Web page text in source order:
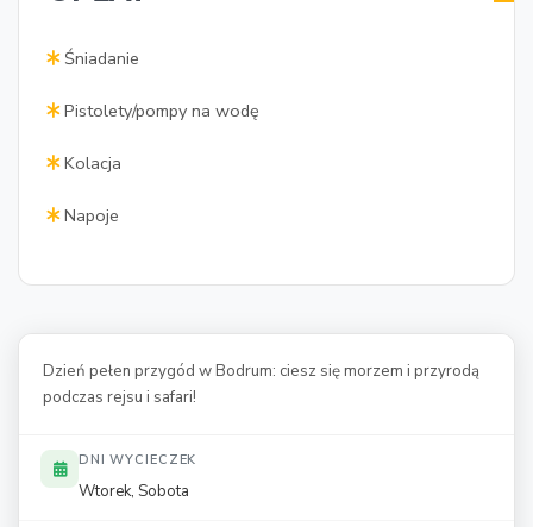
Śniadanie
Pistolety/pompy na wodę
Kolacja
Napoje
Dzień pełen przygód w Bodrum: ciesz się morzem i przyrodą
podczas rejsu i safari!
DNI WYCIECZEK
Wtorek, Sobota